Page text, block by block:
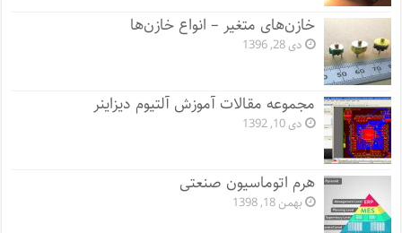
خازن‌های متغیر – انواع خازن‌ها
دی 28, 1396
مجموعه مقالات آموزش آلتیوم دیزاینر
دی 10, 1392
هرم اتوماسیون صنعتی
بهمن 18, 1398